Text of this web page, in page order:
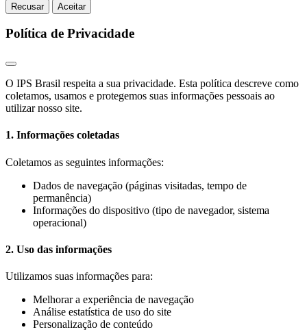
Recusar
Aceitar
Política de Privacidade
O IPS Brasil respeita a sua privacidade. Esta política descreve como
coletamos, usamos e protegemos suas informações pessoais ao
utilizar nosso site.
1. Informações coletadas
Coletamos as seguintes informações:
Dados de navegação (páginas visitadas, tempo de
permanência)
Informações do dispositivo (tipo de navegador, sistema
operacional)
2. Uso das informações
Utilizamos suas informações para:
Melhorar a experiência de navegação
Análise estatística de uso do site
Personalização de conteúdo